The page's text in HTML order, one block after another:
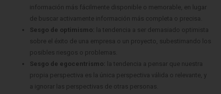
información más fácilmente disponible o memorable, en lugar
de buscar activamente información más completa o precisa.
Sesgo de optimismo: la tendencia a ser demasiado optimista
sobre el éxito de una empresa o un proyecto, subestimando los
posibles riesgos o problemas.
Sesgo de egocentrismo: la tendencia a pensar que nuestra
propia perspectiva es la única perspectiva válida o relevante, y
a ignorar las perspectivas de otras personas.